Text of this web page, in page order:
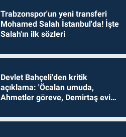
Trabzonspor'un yeni transferi
Mohamed Salah İstanbul'da! İşte
Salah'ın ilk sözleri
Devlet Bahçeli'den kritik
açıklama: 'Öcalan umuda,
Ahmetler göreve, Demirtaş evine